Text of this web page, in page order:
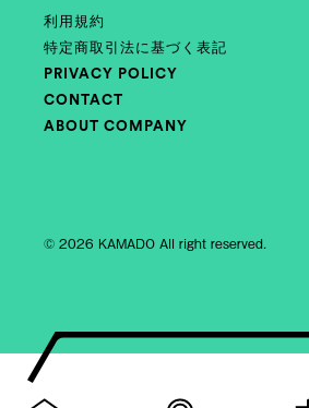
利用規約
特定商取引法に基づく表記
PRIVACY POLICY
CONTACT
ABOUT COMPANY
© 2026 KAMADO All right reserved.